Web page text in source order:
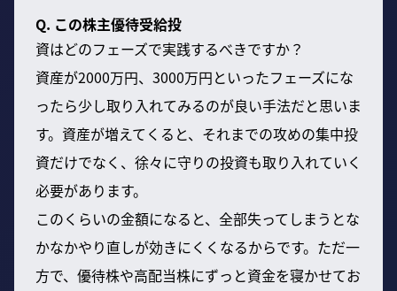
Q. この株主優待受給投
資はどのフェーズで実践するべきですか？
資産が2000万円、3000万円といったフェーズにな
ったら少し取り入れてみるのが良い手法だと思いま
す。資産が増えてくると、それまでの攻めの集中投
資だけでなく、徐々に守りの投資も取り入れていく
必要があります。
このくらいの金額になると、全部失ってしまうとな
かなかやり直しが効きにくくなるからです。ただ一
方で、優待株や高配当株にずっと資金を寝かせてお